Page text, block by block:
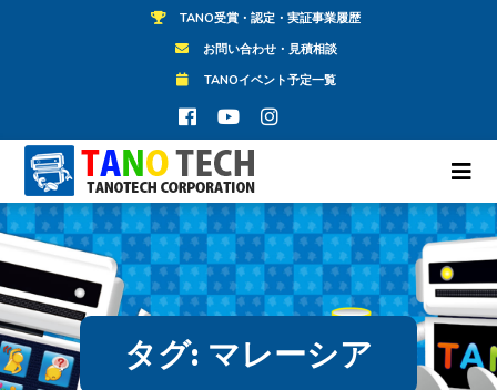
TANO受賞・認定・実証事業履歴
お問い合わせ・見積相談
TANOイベント予定一覧
タグ: マレーシア